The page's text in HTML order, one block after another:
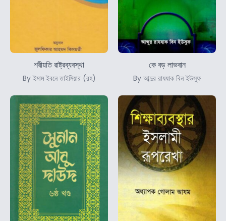
শরীয়তি রাষ্ট্রব্যবস্থা
By ইমাম ইবনে তাইমিয়ার (রহ)
কে বড় লাভবান
By আব্দুর রাযযাক বিন ইউসুফ